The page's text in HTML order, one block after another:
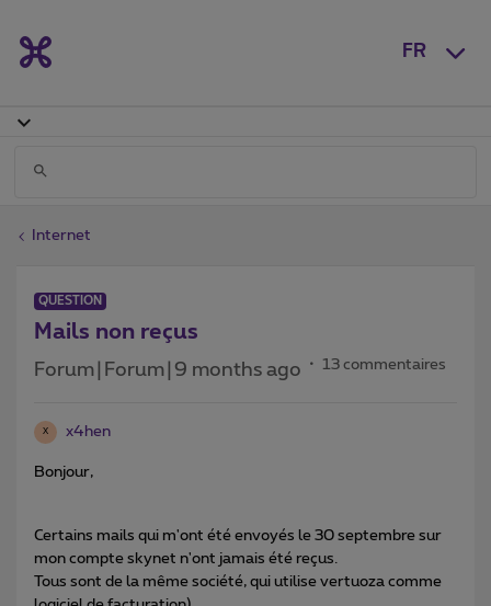
FR
Internet
QUESTION
Mails non reçus
Forum|Forum|9 months ago 13 commentaires
X x4hen
Bonjour,
Certains mails qui m'ont été envoyés le 30 septembre sur
mon compte skynet n'ont jamais été reçus.
Tous sont de la même société, qui utilise vertuoza comme